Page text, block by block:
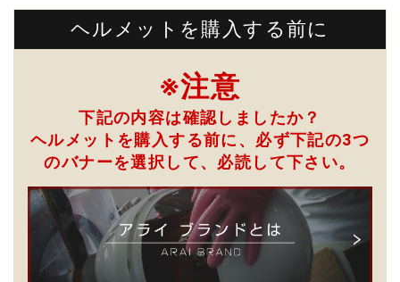
ヘルメットを購入する前に
※注意
下記の内容は確認しましたか？
ヘルメットを購入する前に、必ず下記の3つ
のバナーを選択して、 必読して下さい。